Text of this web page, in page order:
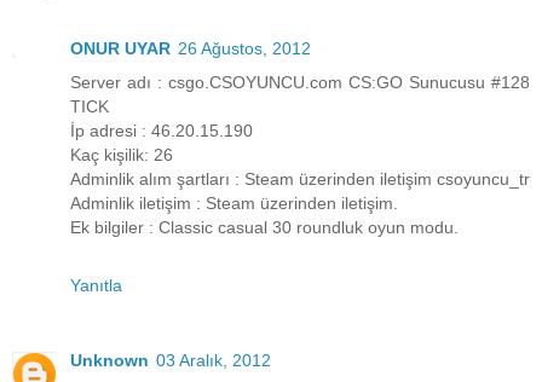
ONUR UYAR 26 Ağustos, 2012
Server adı : csgo.CSOYUNCU.com CS:GO Sunucusu #128
TICK
İp adresi : 46.20.15.190
Kaç kişilik: 26
Adminlik alım şartları : Steam üzerinden iletişim csoyuncu_tr
Adminlik iletişim : Steam üzerinden iletişim.
Ek bilgiler : Classic casual 30 roundluk oyun modu.
Yanıtla
Unknown 03 Aralık, 2012